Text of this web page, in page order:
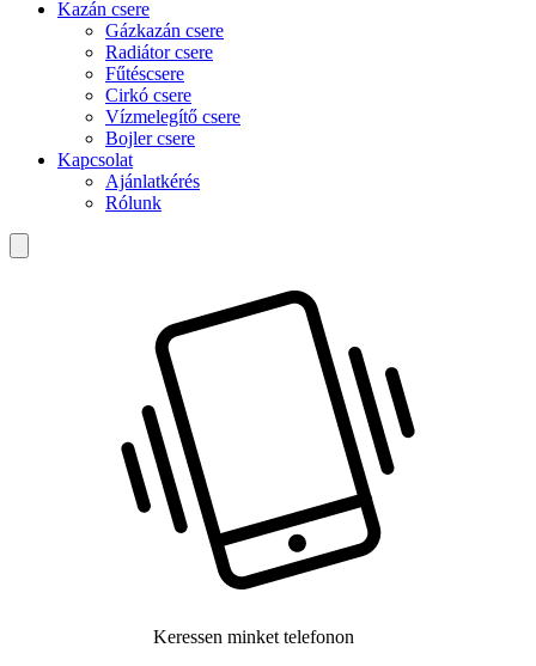
Kazán csere
Gázkazán csere
Radiátor csere
Fűtéscsere
Cirkó csere
Vízmelegítő csere
Bojler csere
Kapcsolat
Ajánlatkérés
Rólunk
Keressen minket telefonon